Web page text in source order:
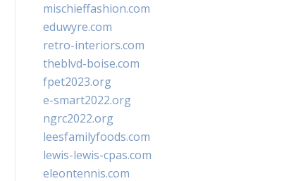
mischieffashion.com
eduwyre.com
retro-interiors.com
theblvd-boise.com
fpet2023.org
e-smart2022.org
ngrc2022.org
leesfamilyfoods.com
lewis-lewis-cpas.com
eleontennis.com